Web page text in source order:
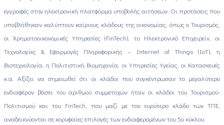
εγγραφές στην ηλεκτρονική πλατφόρμα υποβολής αιτήσεων. Οι προτάσεις που
υποβλήθηκαν καλύπτουν καίριους κλάδους της οικονομίας, όπως ο Τουρισμός,
οι Χρηματοοικονομικές Υπηρεσίες (FinTech), το Ηλεκτρονικό Επιχειρείν, οι
Tεχνολογίες & Eφαρμογές Πληροφορικής – Internet of Things (IoT), η
Βιοτεχνολογία, η Πολιτιστική Bιομηχανία, οι Yπηρεσίες Υγείας, οι Κατασκευές
κ.α. Αξίζει να σημειωθεί ότι οι κλάδοι που συγκέντρωσαν το μεγαλύτερο
ενδιαφέρον βάσει του αριθμού συμμετοχών ήταν οι κλάδοι του Τουρισμού-
Πολιτισμού και του FinTech, που μαζί με τον ευρύτερο κλάδο των ΤΠΕ,
αναδεικνύονται σε κορυφαίες επιλογές των ενδιαφερομένων του 5ο κύκλου.